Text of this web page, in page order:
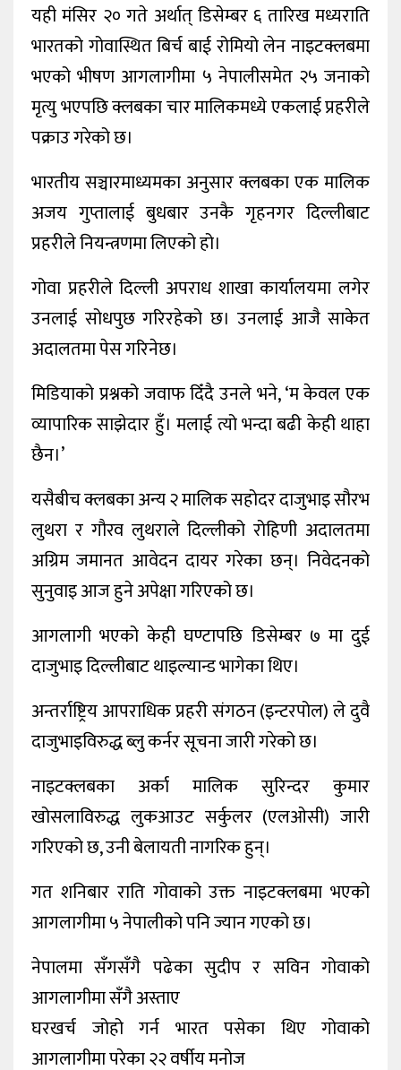
यही मंसिर २० गते अर्थात् डिसेम्बर ६ तारिख मध्यराति
भारतको गोवास्थित बिर्च बाई रोमियो लेन नाइटक्लबमा
भएको भीषण आगलागीमा ५ नेपालीसमेत २५ जनाको
मृत्यु भएपछि क्लबका चार मालिकमध्ये एकलाई प्रहरीले
पक्राउ गरेको छ।
भारतीय सञ्चारमाध्यमका अनुसार क्लबका एक मालिक
अजय गुप्तालाई बुधबार उनकै गृहनगर दिल्लीबाट
प्रहरीले नियन्त्रणमा लिएको हो।
गोवा प्रहरीले दिल्ली अपराध शाखा कार्यालयमा लगेर
उनलाई सोधपुछ गरिरहेको छ। उनलाई आजै साकेत
अदालतमा पेस गरिनेछ।
मिडियाको प्रश्नको जवाफ दिँदै उनले भने, ‘म केवल एक
व्यापारिक साझेदार हुँ। मलाई त्यो भन्दा बढी केही थाहा
छैन।’
यसैबीच क्लबका अन्य २ मालिक सहोदर दाजुभाइ सौरभ
लुथरा र गौरव लुथराले दिल्लीको रोहिणी अदालतमा
अग्रिम जमानत आवेदन दायर गरेका छन्। निवेदनको
सुनुवाइ आज हुने अपेक्षा गरिएको छ।
आगलागी भएको केही घण्टापछि डिसेम्बर ७ मा दुई
दाजुभाइ दिल्लीबाट थाइल्यान्ड भागेका थिए।
अन्तर्राष्ट्रिय आपराधिक प्रहरी संगठन (इन्टरपोल) ले दुवै
दाजुभाइविरुद्ध ब्लु कर्नर सूचना जारी गरेको छ।
नाइटक्लबका अर्का मालिक सुरिन्दर कुमार
खोसलाविरुद्ध लुकआउट सर्कुलर (एलओसी) जारी
गरिएको छ, उनी बेलायती नागरिक हुन्।
गत शनिबार राति गोवाको उक्त नाइटक्लबमा भएको
आगलागीमा ५ नेपालीको पनि ज्यान गएको छ।
नेपालमा सँगसँगै पढेका सुदीप र सविन गोवाको
आगलागीमा सँगै अस्ताए
घरखर्च जोहो गर्न भारत पसेका थिए गोवाको
आगलागीमा परेका २२ वर्षीय मनोज